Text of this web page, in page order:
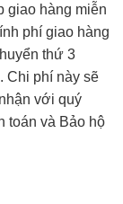
giao hàng miễn
phí giao hàng
thứ 3
Chi phí này sẽ
với quý
toán và Bảo hộ